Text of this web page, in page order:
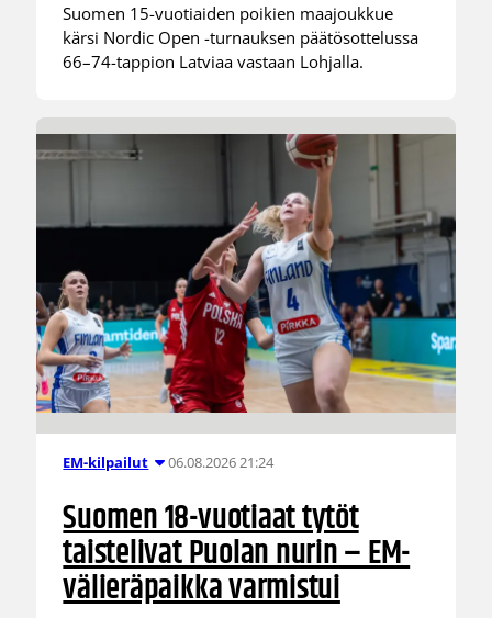
Suomen 15-vuotiaiden poikien maajoukkue
kärsi Nordic Open -turnauksen päätösottelussa
66–74-tappion Latviaa vastaan Lohjalla.
EM-kilpailut 06.08.2026 21:24
Suomen 18-vuotiaat tytöt
taistelivat Puolan nurin – EM-
välieräpaikka varmistui